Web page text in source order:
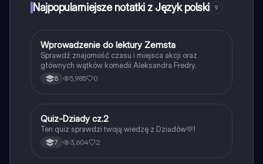
Najpopularniejsze notatki z Język polski 9
WJęzyk polski
Wprowadzenie do lektury Zemsta
Sprawdź znajomość czasu i miejsca akcji oraz
głównych wątków komedii Aleksandra Fredry.
8 5,985 0
QJęzyk polski
Quiz-Dziady cz.2
Ten quiz sprawdzi twoją wiedzę z Dziadów🫶!
7 3,604 2